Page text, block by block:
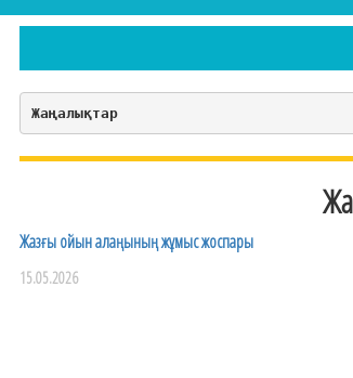
Жаңалықтар
Жазғы ойын алаңының жұмыс жоспары
15.05.2026